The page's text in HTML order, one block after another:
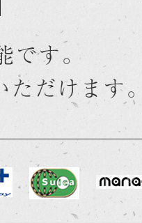
です。
ただけます